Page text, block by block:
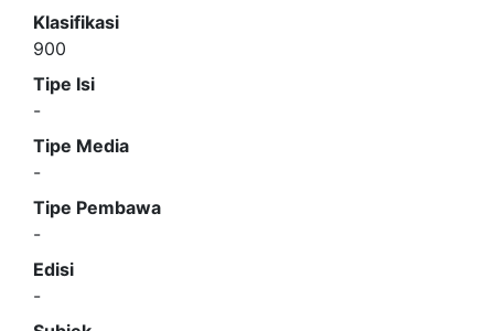
Klasifikasi
900
Tipe Isi
-
Tipe Media
-
Tipe Pembawa
-
Edisi
-